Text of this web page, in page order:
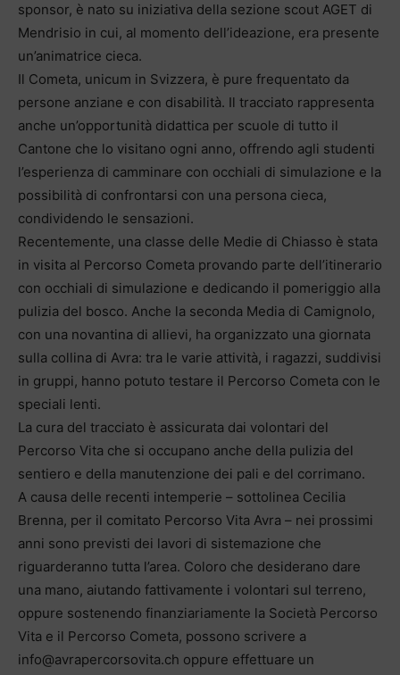
sponsor, è nato su iniziativa della sezione scout AGET di
Mendrisio in cui, al momento dell’ideazione, era presente
un’animatrice cieca.
Il Cometa, unicum in Svizzera, è pure frequentato da
persone anziane e con disabilità. Il tracciato rappresenta
anche un’opportunità didattica per scuole di tutto il
Cantone che lo visitano ogni anno, offrendo agli studenti
l’esperienza di camminare con occhiali di simulazione e la
possibilità di confrontarsi con una persona cieca,
condividendo le sensazioni.
Recentemente, una classe delle Medie di Chiasso è stata
in visita al Percorso Cometa provando parte dell’itinerario
con occhiali di simulazione e dedicando il pomeriggio alla
pulizia del bosco. Anche la seconda Media di Camignolo,
con una novantina di allievi, ha organizzato una giornata
sulla collina di Avra: tra le varie attività, i ragazzi, suddivisi
in gruppi, hanno potuto testare il Percorso Cometa con le
speciali lenti.
La cura del tracciato è assicurata dai volontari del
Percorso Vita che si occupano anche della pulizia del
sentiero e della manutenzione dei pali e del corrimano.
A causa delle recenti intemperie – sottolinea Cecilia
Brenna, per il comitato Percorso Vita Avra – nei prossimi
anni sono previsti dei lavori di sistemazione che
riguarderanno tutta l’area. Coloro che desiderano dare
una mano, aiutando fattivamente i volontari sul terreno,
oppure sostenendo finanziariamente la Società Percorso
Vita e il Percorso Cometa, possono scrivere a
info@avrapercorsovita.ch oppure effettuare un